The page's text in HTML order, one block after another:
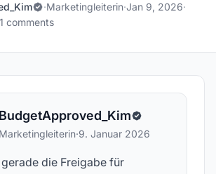
·Marketingleiterin·Jan 9, 2026·
comments
BudgetApproved_Kim
Marketingleiterin·9. Januar 2026
die Freigabe für